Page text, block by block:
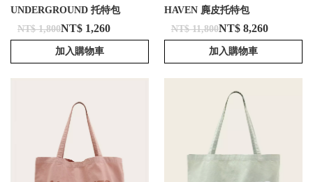
UNDERGROUND 托特包
NT$ 1,800NT$ 1,260
加入購物車
HAVEN 麂皮托特包
NT$ 11,800NT$ 8,260
加入購物車